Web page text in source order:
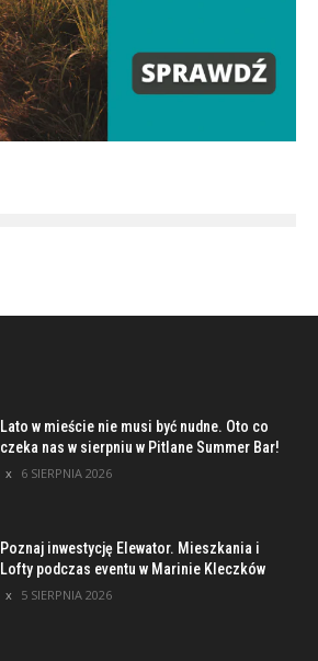
Lato w mieście nie musi być nudne. Oto co
czeka nas w sierpniu w Pitlane Summer Bar!
6 SIERPNIA 2026
Poznaj inwestycję Elewator. Mieszkania i
Lofty podczas eventu w Marinie Kleczków
5 SIERPNIA 2026